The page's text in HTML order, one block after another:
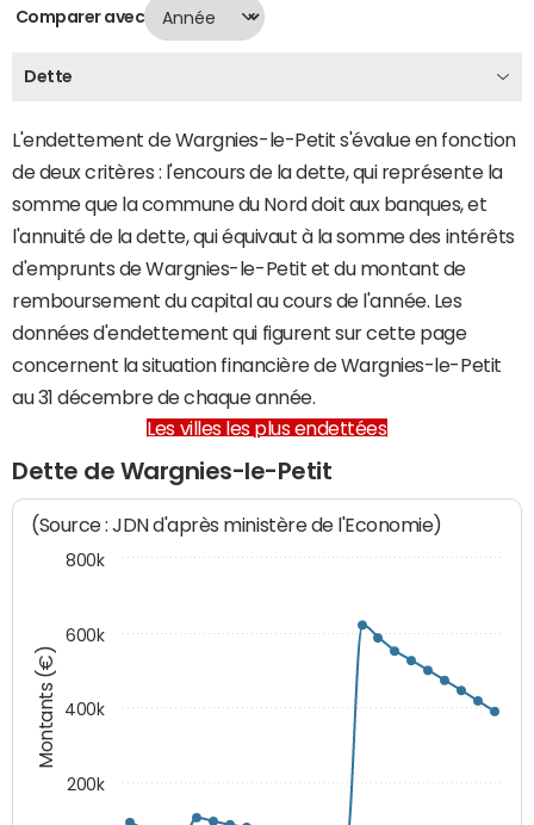
Comparer avec
Dette
L'endettement de Wargnies-le-Petit s'évalue en fonction
de deux critères : l'encours de la dette, qui représente la
somme que la commune du Nord doit aux banques, et
l'annuité de la dette, qui équivaut à la somme des intérêts
d'emprunts de Wargnies-le-Petit et du montant de
remboursement du capital au cours de l'année. Les
données d'endettement qui figurent sur cette page
concernent la situation financière de Wargnies-le-Petit
au 31 décembre de chaque année.
Les villes les plus endettées
Dette de Wargnies-le-Petit
Montants (€)
(Source : JDN d'après ministère de l'Economie)
200k
400k
600k
800k